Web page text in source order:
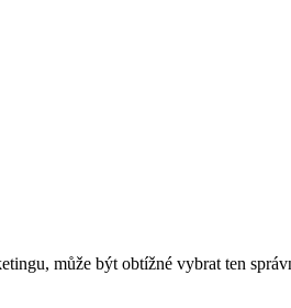
může být obtížné vybrat ten